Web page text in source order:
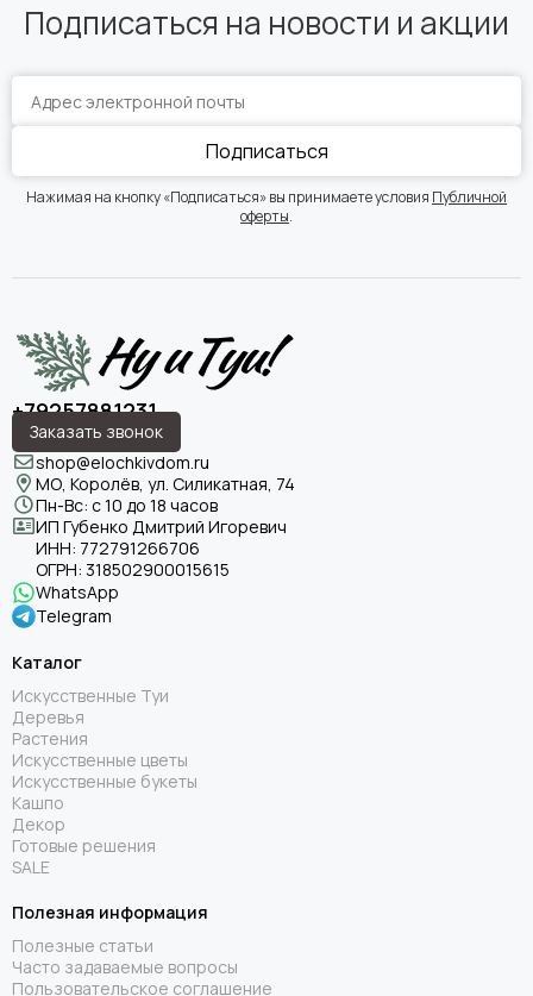
Подписаться на новости и акции
Подписаться
Нажимая на кнопку «Подписаться» вы принимаете условия Публичной
оферты.
+79257881231
Заказать звонок
shop@elochkivdom.ru
МО, Королёв, ул. Силикатная, 74
Пн-Вс: с 10 до 18 часов
ИП Губенко Дмитрий Игоревич
ИНН: 772791266706
ОГРН: 318502900015615
WhatsApp
Telegram
Каталог
Искусственные Туи
Деревья
Растения
Искусственные цветы
Искусственные букеты
Кашпо
Декор
Готовые решения
SALE
Полезная информация
Полезные статьи
Часто задаваемые вопросы
Пользовательское соглашение